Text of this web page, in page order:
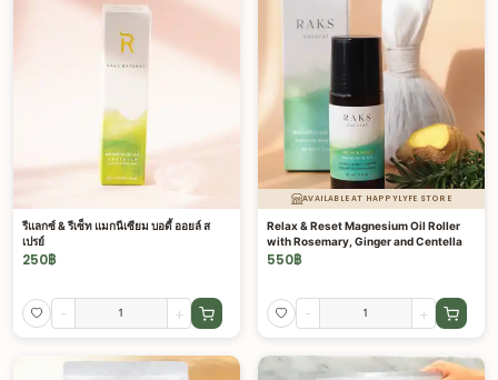
รีแลกซ์ & รีเซ็ท แมกนีเซียม บอดี้ ออยล์ ส
เปรย์
250฿
- +
AVAILABLE AT HAPPYLYFE STORE
Relax & Reset Magnesium Oil Roller
with Rosemary, Ginger and Centella
550฿
- +